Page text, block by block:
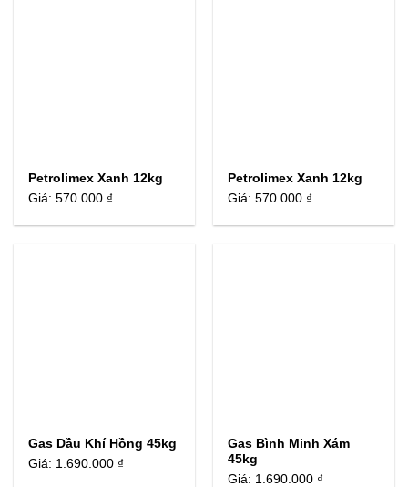
Petrolimex Xanh 12kg
Giá:570.000 ₫
Petrolimex Xanh 12kg
Giá:570.000 ₫
Gas Dầu Khí Hồng 45kg
Giá: 1.690.000 ₫
Gas Bình Minh Xám
45kg
Giá: 1.690.000 ₫